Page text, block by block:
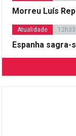
Morreu Luís
Atualidade 12h33
Espanha sagra-